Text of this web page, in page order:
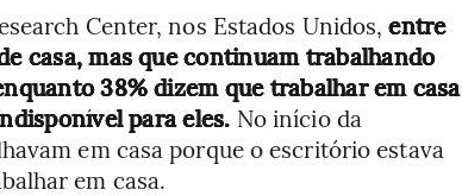
Center, nos Estados Unidos,entre
casa, mas que continuam trabalhando
38% dizem que trabalhar em casa
para eles. No início da
em casa porque o escritório estava
em casa.